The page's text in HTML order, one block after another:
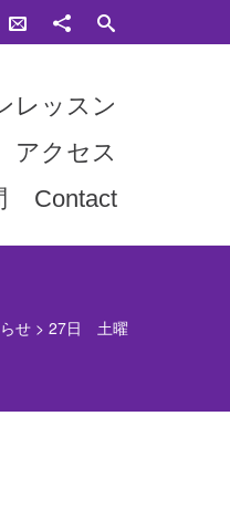
レッスン
アクセス
Contact
せ >27日 土曜